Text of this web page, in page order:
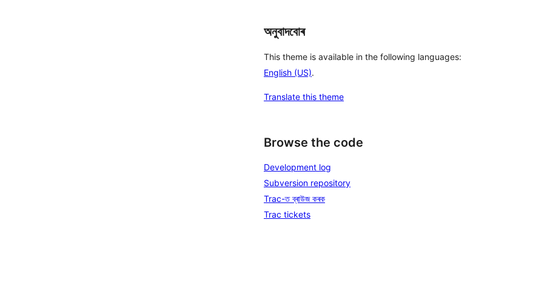
অনুবাদবোৰ
This theme is available in the following languages:
English (US).
Translate this theme
Browse the code
Development log
Subversion repository
Trac-ত ব্ৰাউজ কৰক
Trac tickets